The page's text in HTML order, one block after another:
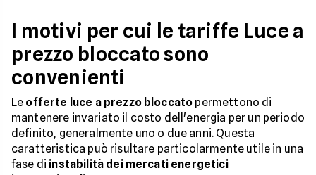
I motivi per cui le tariffe Luce a
prezzo bloccato sono
convenienti
Le offerte luce a prezzo bloccato permettono di
mantenere invariato il costo dell'energia per un periodo
definito, generalmente uno o due anni. Questa
caratteristica può risultare particolarmente utile in una
fase di instabilità dei mercati energetici